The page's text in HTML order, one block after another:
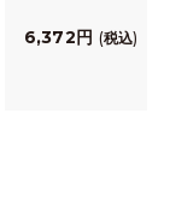
6,372 税込